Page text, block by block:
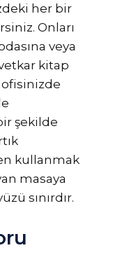
her bir
Onları
veya
kitap
ofisinizde
şekilde
kullanmak
masaya
sınırdır.